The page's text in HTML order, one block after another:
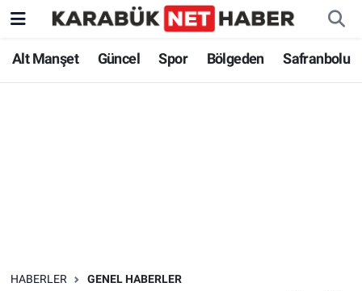
Alt Manşet Güncel Spor Bölgeden Safranbolu
HABERLER GENEL HABERLER